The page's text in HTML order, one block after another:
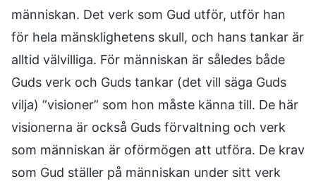
människan. Det verk som Gud utför, utför han
för hela mänsklighetens skull, och hans tankar är
alltid välvilliga. För människan är således både
Guds verk och Guds tankar (det vill säga Guds
vilja) ”visioner” som hon måste känna till. De här
visionerna är också Guds förvaltning och verk
som människan är oförmögen att utföra. De krav
som Gud ställer på människan under sitt verk